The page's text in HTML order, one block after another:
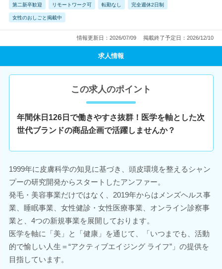
第二新卒歓迎 リモートワーク可 転勤なし 完全週休2日制
女性のおしごと掲載中
情報更新日：2026/07/09 掲載終了予定日：2026/12/10
求人情報
この求人のポイント
年間休日126日で働きやすさ抜群！医学を軸とした次
世代ブランドの商品企画で活躍しませんか？
1999年に皮膚科学の知見に基づき、頭皮環境を整えるシャン
プーの研究開発からスタートしたアンファー。
発毛・美容事業だけではなく、2019年からはメンズヘルス事
業、睡眠事業、女性健診・女性医療事業、オンライン診察事
業と、4つの新規事業を展開しております。
医学を軸に「美」と「健康」を通じて、「いつまでも、活動
的で愉しい人生＝“アクティブエイジング ライフ”」の提供を
目指しています。